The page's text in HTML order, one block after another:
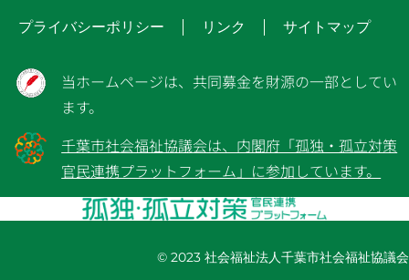
プライバシーポリシー リンク サイトマップ
当ホームページは、共同募金を財源の一部としてい
ます。
千葉市社会福祉協議会は、内閣府「孤独・孤立対策
官民連携プラットフォーム」に参加しています。
© 2023 社会福祉法人千葉市社会福祉協議会